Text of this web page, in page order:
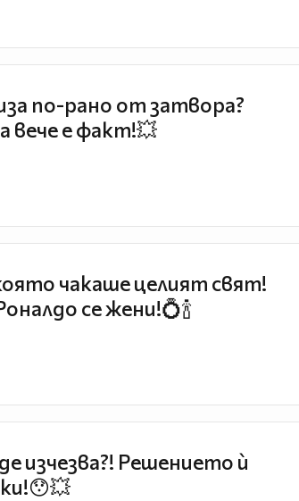
по-рано от затвора?
вече е факт!💥
чакаше целият свят!
се жени!💍🍾
изчезва?! Решението ѝ